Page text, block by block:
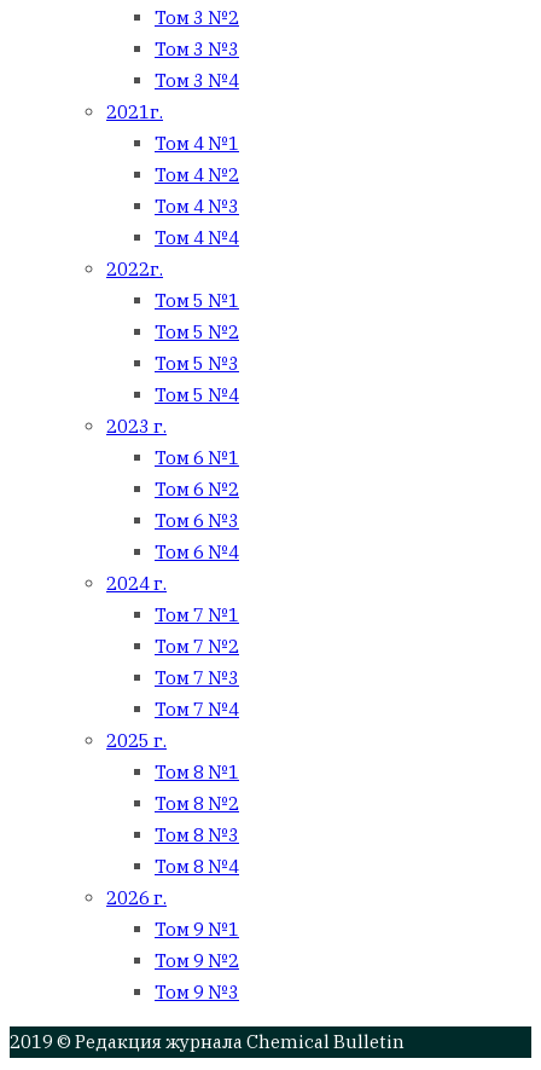
Том 3 №2
Том 3 №3
Том 3 №4
2021г.
Том 4 №1
Том 4 №2
Том 4 №3
Том 4 №4
2022г.
Том 5 №1
Том 5 №2
Том 5 №3
Том 5 №4
2023 г.
Том 6 №1
Том 6 №2
Том 6 №3
Том 6 №4
2024 г.
Том 7 №1
Том 7 №2
Том 7 №3
Том 7 №4
2025 г.
Том 8 №1
Том 8 №2
Том 8 №3
Том 8 №4
2026 г.
Том 9 №1
Том 9 №2
Том 9 №3
2019 © Редакция журнала Chemical Bulletin